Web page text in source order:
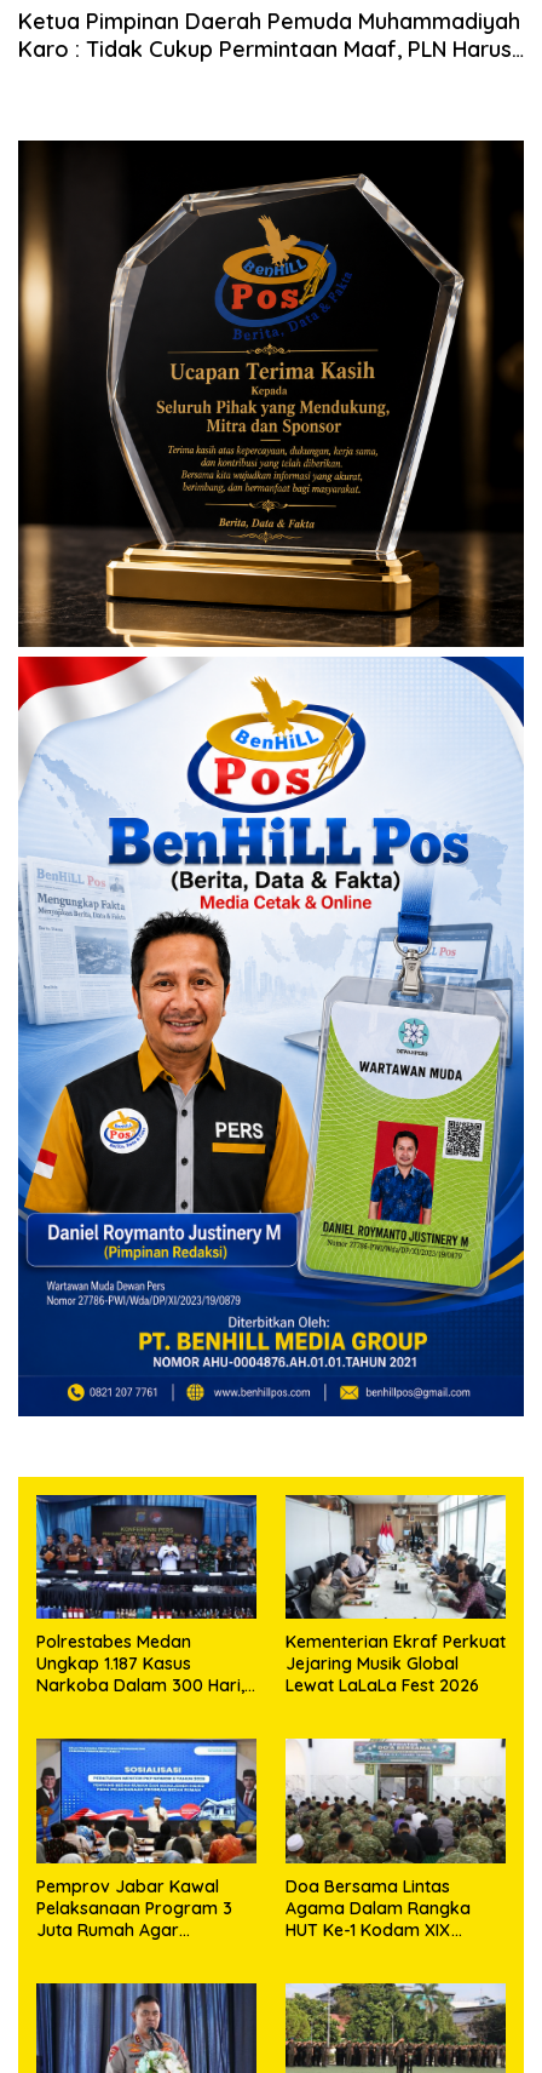
Ketua Pimpinan Daerah Pemuda Muhammadiyah
Karo : Tidak Cukup Permintaan Maaf, PLN Harus
Polrestabes Medan
Ungkap 1.187 Kasus
Narkoba Dalam 300 Hari,
Kementerian Ekraf Perkuat
Jejaring Musik Global
Lewat LaLaLa Fest 2026
Pemprov Jabar Kawal
Pelaksanaan Program 3
Juta Rumah Agar
Doa Bersama Lintas
Agama Dalam Rangka
HUT Ke-1 Kodam XIX